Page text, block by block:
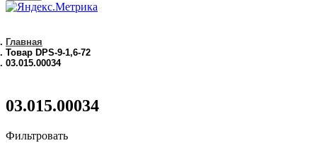
Главная
Товар DPS-9-1,6-72
03.015.00034
03.015.00034
Фильтровать